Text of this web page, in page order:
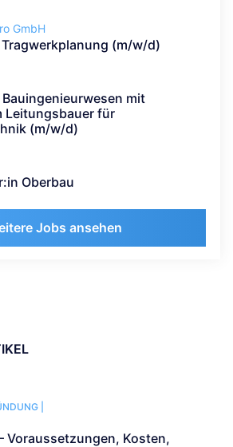
GmbH
(m/w/d)
mit
Leitungsbauer für
(m/w/d)
Oberbau
Jobs ansehen
|
Voraussetzungen, Kosten,